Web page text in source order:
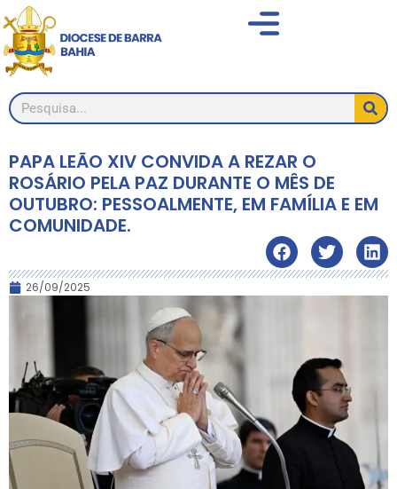
PAPA LEÃO XIV CONVIDA A REZAR O
ROSÁRIO PELA PAZ DURANTE O MÊS DE
OUTUBRO: PESSOALMENTE, EM FAMÍLIA E EM
COMUNIDADE.
26/09/2025